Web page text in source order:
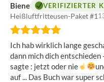
Biene VERIFIZIERTER
Heißluftfritteusen-Paket #1
Bewertung:
5
von
5
Sternen
Ich hab wirklich lange
dann mich dich
sagte : jetzt oder nie
auf ... Das Buch war super